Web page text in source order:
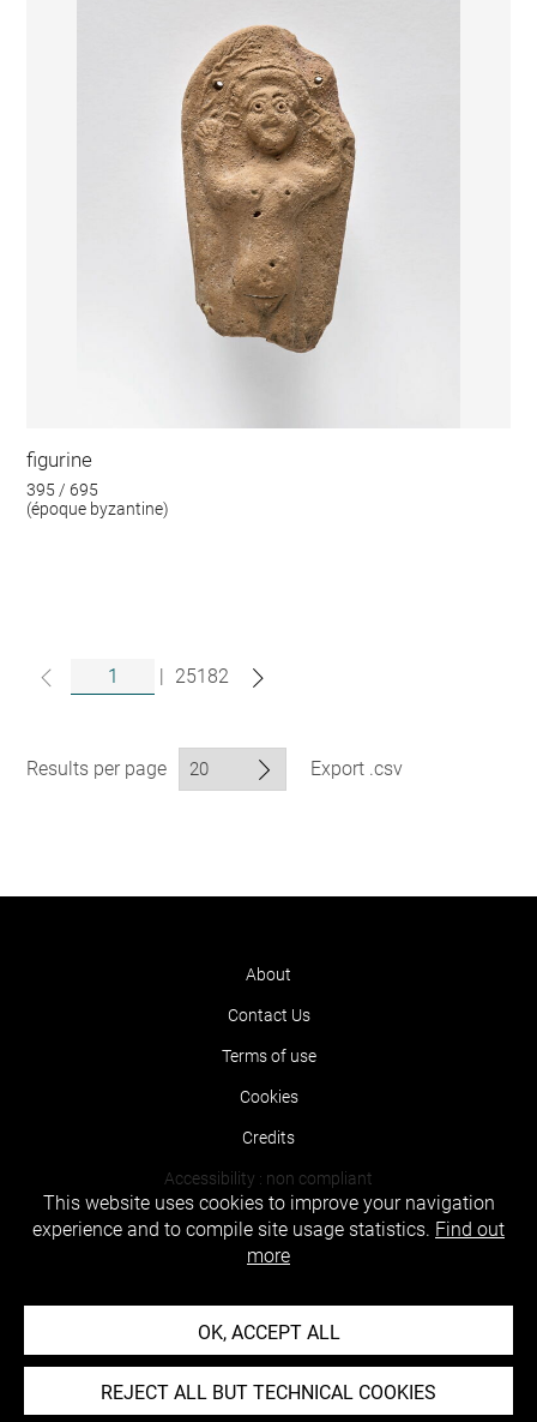
figurine
395 / 695
(époque byzantine)
| 25182
Results per page Export .csv
About
Contact Us
Terms of use
Cookies
Credits
Accessibility : non compliant
This website uses cookies to improve your navigation
experience and to compile site usage statistics. Find out
more
OK, ACCEPT ALL
REJECT ALL BUT TECHNICAL COOKIES